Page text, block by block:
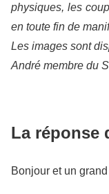
physiques, les
en toute fin de
Les images sont
André membre du
La réponse
Bonjour et un